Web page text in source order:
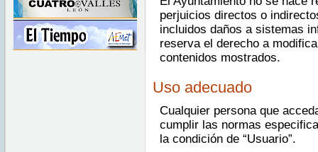
perjuicios directos o
incluidos daños a sistemas
reserva el derecho a
contenidos mostrados.
Uso adecuado
Cualquier persona que
cumplir las normas
la condición de “Usuario”.